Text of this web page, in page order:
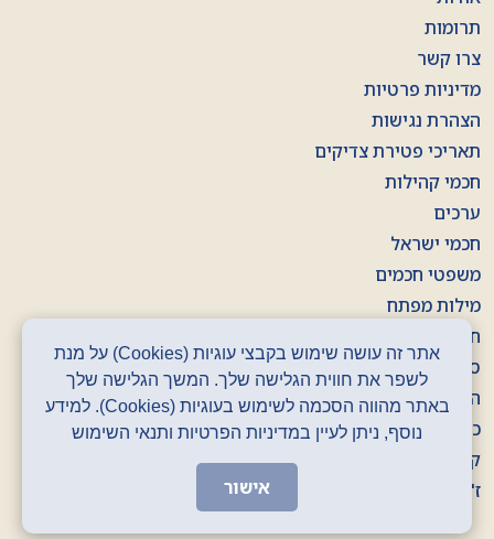
תרומות
צרו קשר
מדיניות פרטיות
הצהרת נגישות
תאריכי פטירת צדיקים
חכמי קהילות
ערכים
חכמי ישראל
משפטי חכמים
מילות מפתח
חוברות
סרטונים
הסכתים
כרזות
קלפים
ז' באדר
אתר זה עושה שימוש בקבצי עוגיות (Cookies) על מנת
לשפר את חווית הגלישה שלך. המשך הגלישה שלך
באתר מהווה הסכמה לשימוש בעוגיות (Cookies). למידע
נוסף, ניתן לעיין במדיניות הפרטיות ותנאי השימוש
אישור